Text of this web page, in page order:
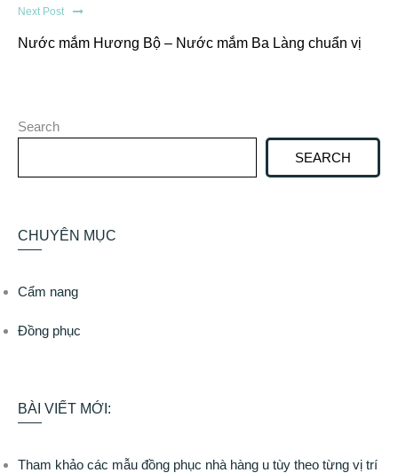
Next Post
Nước mắm Hương Bộ – Nước mắm Ba Làng chuẩn vị
Search
SEARCH
CHUYÊN MỤC
Cẩm nang
Đồng phục
BÀI VIẾT MỚI:
Tham khảo các mẫu đồng phục nhà hàng u tùy theo từng vị trí